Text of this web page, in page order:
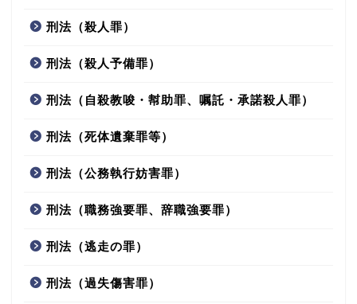
刑法（殺人罪）
刑法（殺人予備罪）
刑法（自殺教唆・幇助罪、嘱託・承諾殺人罪）
刑法（死体遺棄罪等）
刑法（公務執行妨害罪）
刑法（職務強要罪、辞職強要罪）
刑法（逃走の罪）
刑法（過失傷害罪）